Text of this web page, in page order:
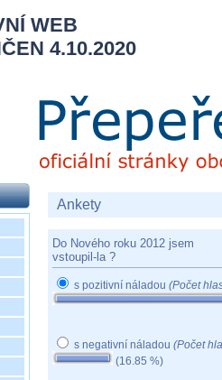
WEB
4.10.2020
Ankety
Do Nového roku 2012 jsem
vstoupil-la ?
s pozitivní náladou (Počet
s negativní náladou (Počet
(16.85 %)